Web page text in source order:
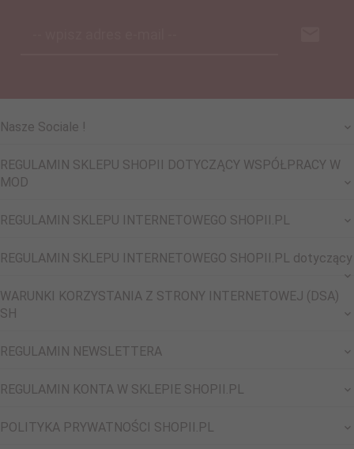
Nasze Sociale !
REGULAMIN SKLEPU SHOPII DOTYCZĄCY WSPÓŁPRACY W
MOD
REGULAMIN SKLEPU INTERNETOWEGO SHOPII.PL
REGULAMIN SKLEPU INTERNETOWEGO SHOPII.PL dotyczący
WARUNKI KORZYSTANIA Z STRONY INTERNETOWEJ (DSA)
SH
REGULAMIN NEWSLETTERA
REGULAMIN KONTA W SKLEPIE SHOPII.PL
POLITYKA PRYWATNOŚCI SHOPII.PL